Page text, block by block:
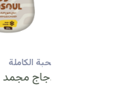
الحبة الكاملة
دجاج مبرد